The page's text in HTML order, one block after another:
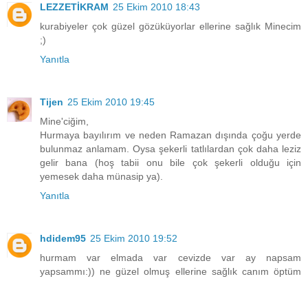
LEZZETİKRAM 25 Ekim 2010 18:43
kurabiyeler çok güzel gözüküyorlar ellerine sağlık Minecim
;)
Yanıtla
Tijen 25 Ekim 2010 19:45
Mine'ciğim,
Hurmaya bayılırım ve neden Ramazan dışında çoğu yerde
bulunmaz anlamam. Oysa şekerli tatlılardan çok daha leziz
gelir bana (hoş tabii onu bile çok şekerli olduğu için
yemesek daha münasip ya).
Yanıtla
hdidem95 25 Ekim 2010 19:52
hurmam var elmada var cevizde var ay napsam
yapsammı:)) ne güzel olmuş ellerine sağlık canım öptüm